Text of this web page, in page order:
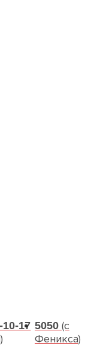
10-17 5050 (с
Феникса)